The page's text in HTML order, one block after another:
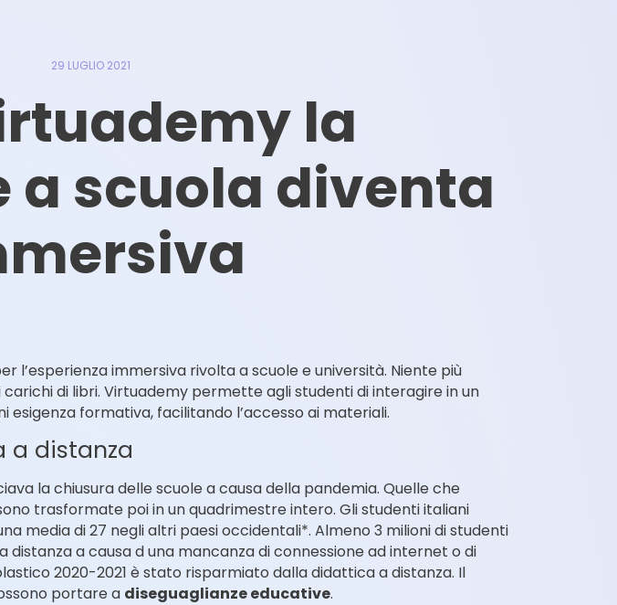
29 LUGLIO 2021
la
a scuola diventa
l’esperienza immersiva rivolta a scuole e università. Niente più
di libri. Virtuademy permette agli studenti di interagire in un
formativa, facilitando l’accesso ai materiali.
a distanza
la chiusura delle scuole a causa della pandemia. Quelle che
trasformate poi in un quadrimestre intero. Gli studenti italiani
media di 27 negli altri paesi occidentali*. Almeno 3 milioni di studenti
a causa d una mancanza di connessione ad internet o di
2020-2021 è stato risparmiato dalla didattica a distanza. Il
portare a diseguaglianze educative.